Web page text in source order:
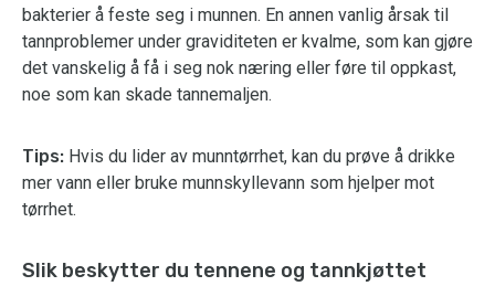
bakterier å feste seg i munnen. En annen vanlig årsak til
tannproblemer under graviditeten er kvalme, som kan gjøre
det vanskelig å få i seg nok næring eller føre til oppkast,
noe som kan skade tannemaljen.
Tips: Hvis du lider av munntørrhet, kan du prøve å drikke
mer vann eller bruke munnskyllevann som hjelper mot
tørrhet.
Slik beskytter du tennene og tannkjøttet